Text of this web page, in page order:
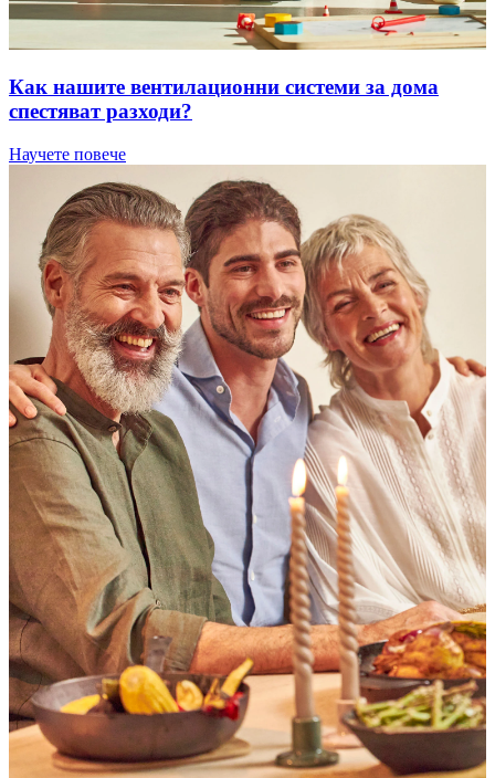
Как нашите вентилационни системи за дома
спестяват разходи?
Научете повече